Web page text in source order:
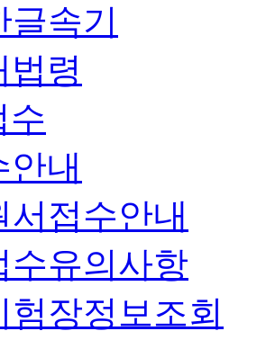
글속기
법령
수
안내
서접수안내
수유의사항
험장정보조회